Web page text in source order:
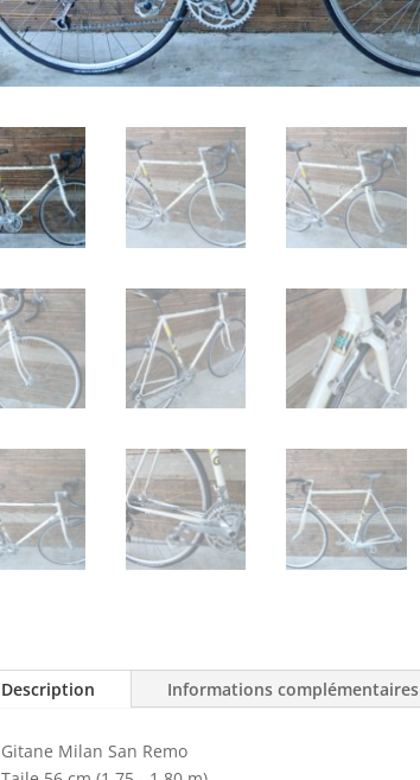
Description Informations complémentaires
Gitane Milan San Remo